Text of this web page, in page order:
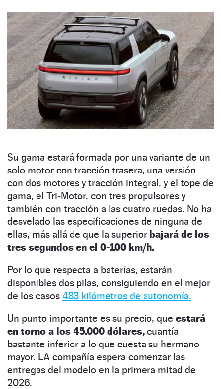
Su gama estará formada por una variante de un
solo motor con tracción trasera, una versión
con dos motores y tracción integral, y el tope de
gama, el Tri-Motor, con tres propulsores y
también con tracción a las cuatro ruedas. No ha
desvelado las especificaciones de ninguna de
ellas, más allá de que la superior bajará de los
tres segundos en el 0-100 km/h.
Por lo que respecta a baterías, estarán
disponibles dos pilas, consiguiendo en el mejor
de los casos 483 kilómetros de autonomía.
Un punto importante es su precio, que estará
en torno a los 45.000 dólares, cuantía
bastante inferior a lo que cuesta su hermano
mayor. LA compañía espera comenzar las
entregas del modelo en la primera mitad de
2026.